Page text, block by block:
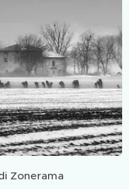
Zonerama